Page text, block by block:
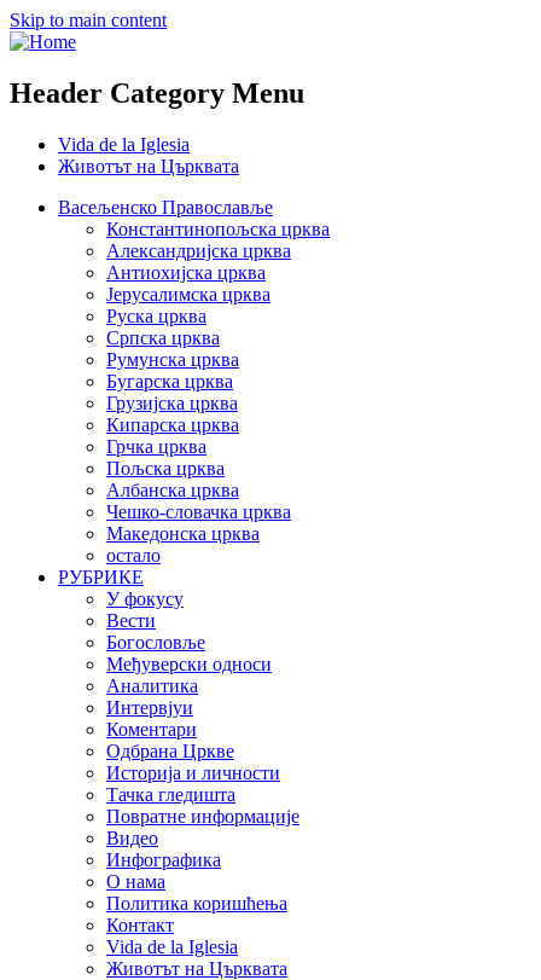
Skip to main content
Header Category Menu
Vida de la Iglesia
Животът на Църквата
Васељенско Православље
Константинопољска црква
Александријска црква
Антиохијска црква
Јерусалимска црква
Руска црква
Српска црква
Румунска црква
Бугарска црква
Грузијска црква
Кипарска црква
Грчка црква
Пољска црква
Албанска црква
Чешко-словачка црква
Македонска црква
остало
РУБРИКЕ
У фокусу
Вести
Богословље
Међуверски односи
Аналитика
Интервјуи
Коментари
Одбрана Цркве
Историја и личности
Тачка гледишта
Повратне информације
Видео
Инфографика
О нама
Политика коришћења
Контакт
Vida de la Iglesia
Животът на Църквата